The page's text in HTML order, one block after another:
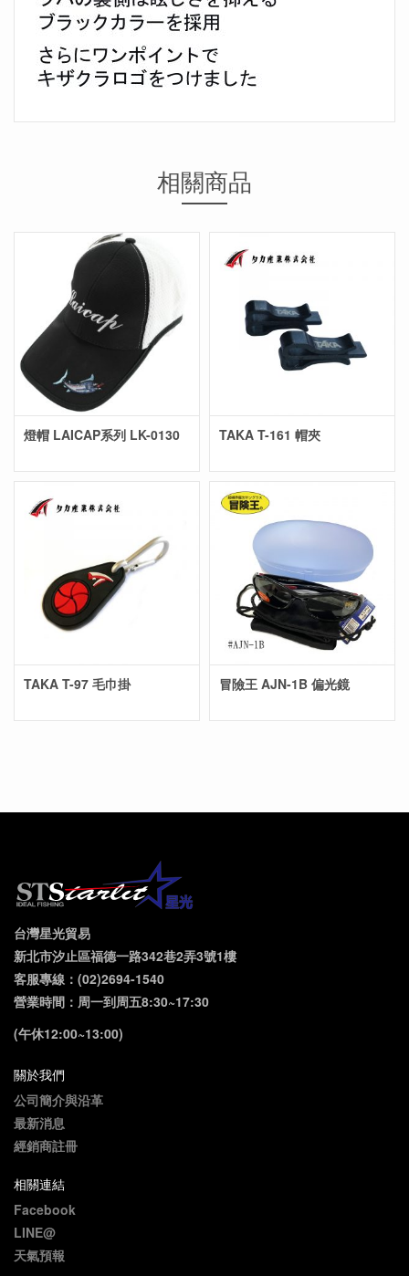
相關商品
燈帽 LAICAP系列 LK-0130 TAKA T-161 帽夾
TAKA T-97 毛巾掛 冒險王 AJN-1B 偏光鏡
台灣星光貿易
新北市汐止區福德一路342巷2弄3號1樓
客服專線：(02)2694-1540
營業時間：周一到周五8:30~17:30
(午休12:00~13:00)
關於我們
公司簡介與沿革
最新消息
經銷商註冊
相關連結
Facebook
LINE@
天氣預報